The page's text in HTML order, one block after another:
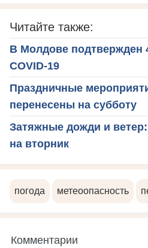
Читайте также:
В Молдове подтвержден
COVID-19
Праздничные
перенесены на субботу
Затяжные дожди и
на вторник
погода метеоопасность
Комментарии